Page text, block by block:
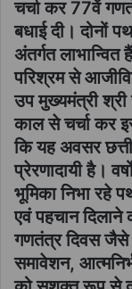
चर्चा कर 77वें
बधाई दी। दोनों
अंतर्गत लाभान्वित
परिश्रम से
उप मुख्यमंत्री
काल से चर्चा कर
कि यह अवसर
प्रेरणादायी है।
भूमिका निभा रहे
एवं पहचान
गणतंत्र दिवस जैसे
समावेशन,